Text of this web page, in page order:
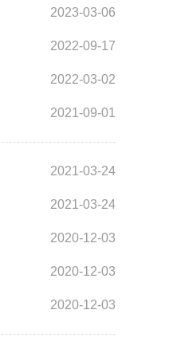
2023-03-06
2022-09-17
2022-03-02
2021-09-01
2021-03-24
2021-03-24
2020-12-03
2020-12-03
2020-12-03